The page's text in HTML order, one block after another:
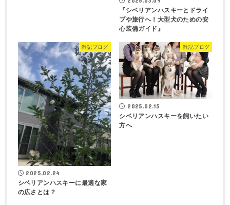
『シベリアンハスキーとドライ
ブや旅行へ！大型犬のための安
心装備ガイド』
雑記ブログ
2025.02.24
シベリアンハスキーに最適な家
の広さとは？
雑記ブログ
2025.02.15
シベリアンハスキーを飼いたい
方へ